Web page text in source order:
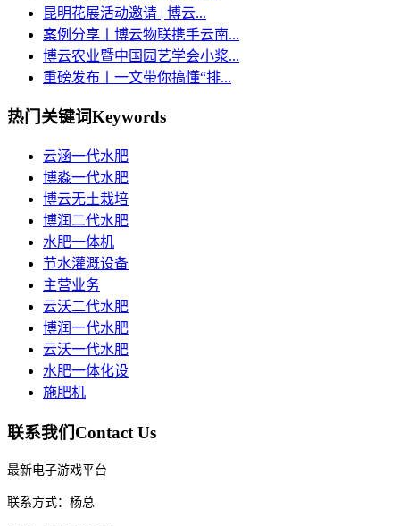
昆明花展活动邀请 | 博云...
案例分享丨博云物联携手云南...
博云农业暨中国园艺学会小浆...
重磅发布丨一文带你搞懂“排...
热门关键词Keywords
云涵一代水肥
博淼一代水肥
博云无土栽培
博润二代水肥
水肥一体机
节水灌溉设备
主营业务
云沃二代水肥
博润一代水肥
云沃一代水肥
水肥一体化设
施肥机
联系我们Contact Us
最新电子游戏平台
联系方式：杨总